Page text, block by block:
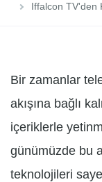
Iffalcon TV'den
Bir zamanlar
akışına bağlı
içeriklerle
günümüzde bu
teknolojileri